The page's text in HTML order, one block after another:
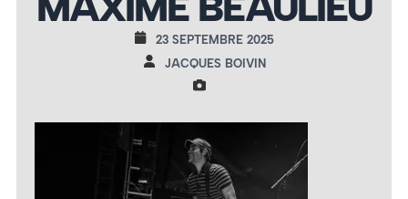
23 SEPTEMBRE 2025
JACQUES BOIVIN